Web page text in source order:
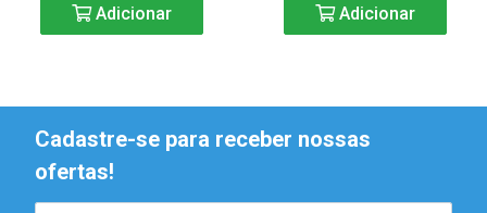
Adicionar Adicionar
Cadastre-se para receber nossas
ofertas!